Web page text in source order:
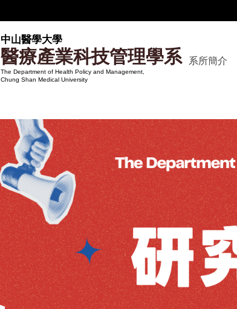
中山醫學大學
醫療產業科技管理學系
The Department of Health Policy and Management,
Chung Shan Medical University
系所簡介